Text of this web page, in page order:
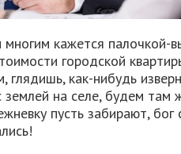
кажется палочкой-
городской
глядишь, как-нибудь
на селе, будем там
пусть забирают,